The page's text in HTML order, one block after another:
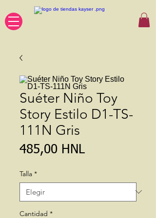
Suéter Niño Toy
Story Estilo D1-TS-
111N Gris
485,00 HNLPrecio
Talla *
Cantidad *